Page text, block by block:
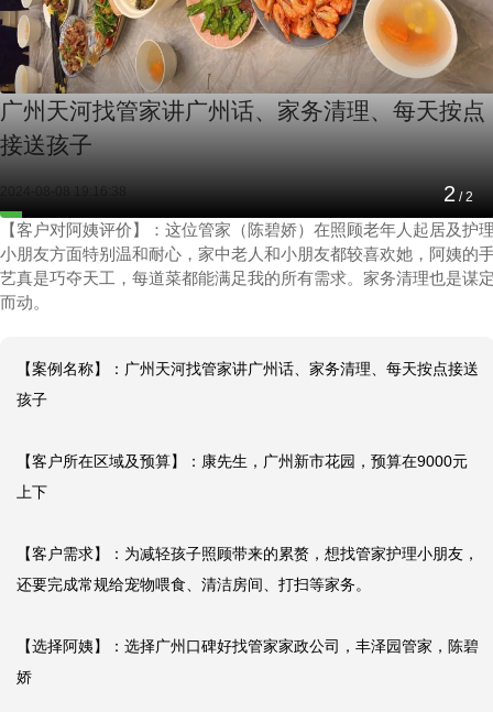
2 /2
广州天河找管家讲广州话、家务清理、每天按点
接送孩子
2024-08-08 19:16:38
【客户对阿姨评价】：这位管家（陈碧娇）在照顾老年人起居及护
小朋友方面特别温和耐心，家中老人和小朋友都较喜欢她，阿姨的
艺真是巧夺天工，每道菜都能满足我的所有需求。家务清理也是谋
而动。
【案例名称】：广州天河找管家讲广州话、家务清理、每天按点接送
孩子
【客户所在区域及预算】：康先生，广州新市花园，预算在9000元
上下
【客户需求】：为减轻孩子照顾带来的累赘，想找管家护理小朋友，
还要完成常规给宠物喂食、清洁房间、打扫等家务。
【选择阿姨】：选择广州口碑好找管家家政公司，丰泽园管家，陈碧
娇